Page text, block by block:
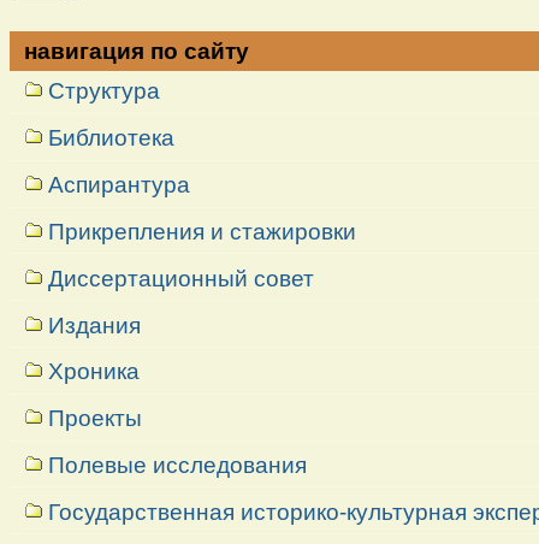
навигация по сайту
Структура
Библиотека
Аспирантура
Прикрепления и стажировки
Диссертационный совет
Издания
Хроника
Проекты
Полевые исследования
Государственная историко-культурная